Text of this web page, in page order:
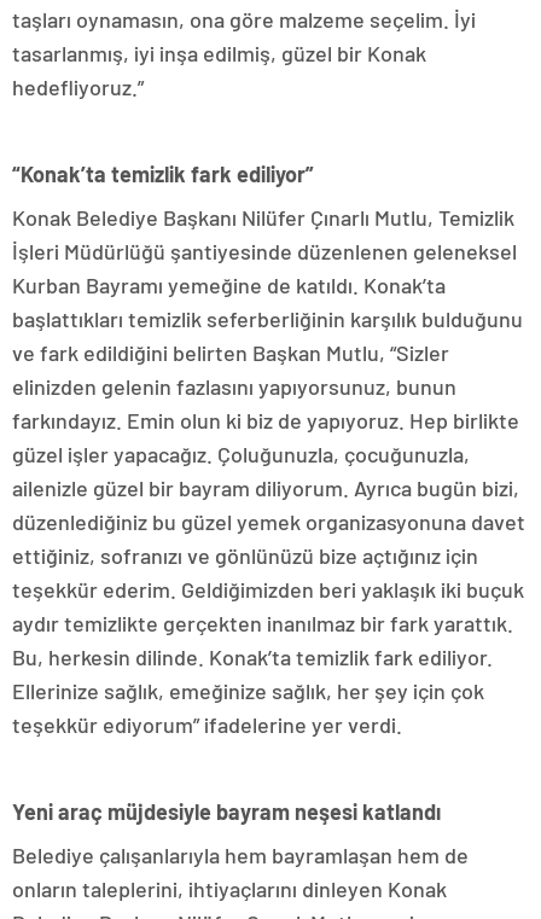
taşları oynamasın, ona göre malzeme seçelim. İyi
tasarlanmış, iyi inşa edilmiş, güzel bir Konak
hedefliyoruz.”
“Konak’ta temizlik fark ediliyor”
Konak Belediye Başkanı Nilüfer Çınarlı Mutlu, Temizlik
İşleri Müdürlüğü şantiyesinde düzenlenen geleneksel
Kurban Bayramı yemeğine de katıldı. Konak’ta
başlattıkları temizlik seferberliğinin karşılık bulduğunu
ve fark edildiğini belirten Başkan Mutlu, “Sizler
elinizden gelenin fazlasını yapıyorsunuz, bunun
farkındayız. Emin olun ki biz de yapıyoruz. Hep birlikte
güzel işler yapacağız. Çoluğunuzla, çocuğunuzla,
ailenizle güzel bir bayram diliyorum. Ayrıca bugün bizi,
düzenlediğiniz bu güzel yemek organizasyonuna davet
ettiğiniz, sofranızı ve gönlünüzü bize açtığınız için
teşekkür ederim. Geldiğimizden beri yaklaşık iki buçuk
aydır temizlikte gerçekten inanılmaz bir fark yarattık.
Bu, herkesin dilinde. Konak’ta temizlik fark ediliyor.
Ellerinize sağlık, emeğinize sağlık, her şey için çok
teşekkür ediyorum” ifadelerine yer verdi.
Yeni araç müjdesiyle bayram neşesi katlandı
Belediye çalışanlarıyla hem bayramlaşan hem de
onların taleplerini, ihtiyaçlarını dinleyen Konak